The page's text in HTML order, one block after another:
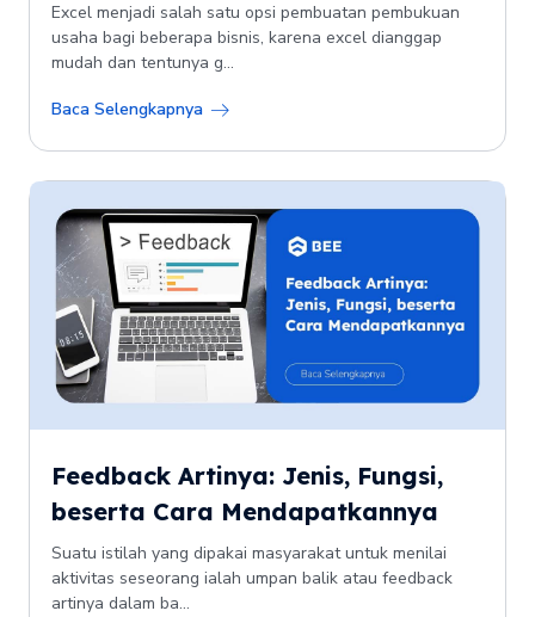
Excel menjadi salah satu opsi pembuatan pembukuan
usaha bagi beberapa bisnis, karena excel dianggap
mudah dan tentunya g...
Baca Selengkapnya
Feedback Artinya: Jenis, Fungsi,
beserta Cara Mendapatkannya
Suatu istilah yang dipakai masyarakat untuk menilai
aktivitas seseorang ialah umpan balik atau feedback
artinya dalam ba...